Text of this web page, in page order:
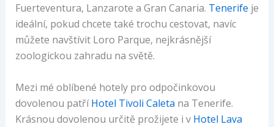
Fuerteventura, Lanzarote a Gran Canaria. Tenerife je
ideální, pokud chcete také trochu cestovat, navíc
můžete navštívit Loro Parque, nejkrásnější
zoologickou zahradu na světě.
Mezi mé oblíbené hotely pro odpočinkovou
dovolenou patříHotel Tivoli Caleta na Tenerife.
Krásnou dovolenou určitě prožijete i v Hotel Lava